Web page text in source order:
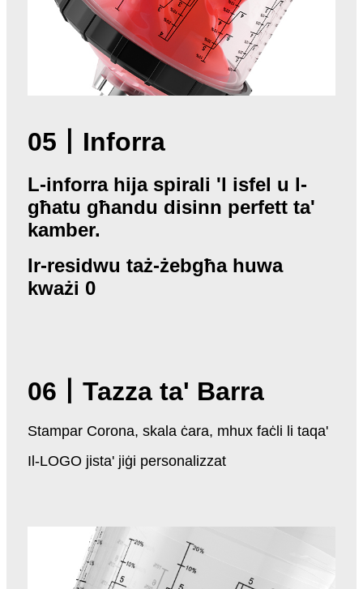
05 Inforra
L-inforra hija spirali 'l isfel u l-
għatu għandu disinn perfett ta'
kamber.
Ir-residwu taż-żebgħa huwa
kważi 0
06 丨Tazza ta' Barra
Stampar Corona, skala ċara, mhux faċli li taqa'
Il-LOGO jista' jiġi personalizzat